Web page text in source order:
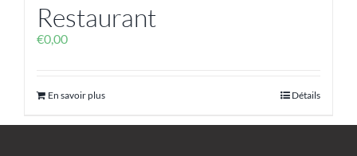
Restaurant
€0,00
En savoir plus Détails